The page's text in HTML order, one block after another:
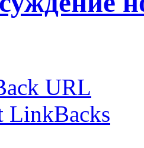
URL
LinkBacks